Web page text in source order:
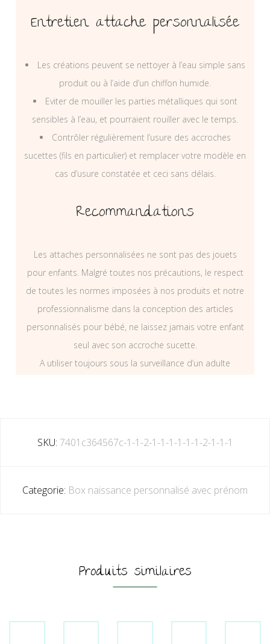
Entretien attache personnalisée
Les créations peuvent se nettoyer à l’eau simple sans
produit ou à l’aide d’un chiffon humide.
Eviter de mouiller les parties métalliques qui sont
sensibles à l’eau, et pourraient rouiller avec le temps.
Contrôler régulièrement l’usure des accroches
sucettes (fils en particulier) et remplacer votre modèle en
cas d’usure constatée et ceci sans délais.
Recommandations
Les attaches personnalisées ne sont pas des jouets
pour enfants. Malgré toutes nos précautions, le respect
de toutes les normes imposées à nos produits et notre
professionnalisme dans la conception des articles
personnalisés pour bébé, ne laissez jamais votre enfant
seul avec son accroche sucette.
A utiliser toujours sous la surveillance d’un adulte
SKU: 7401c364567c-1-1-2-1-1-1-1-1-1-2-1-1-1
Categorie: Box naissance personnalisé avec prénom
Produits similaires